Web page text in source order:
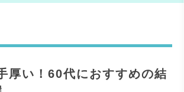
厚い！60代におすすめの結